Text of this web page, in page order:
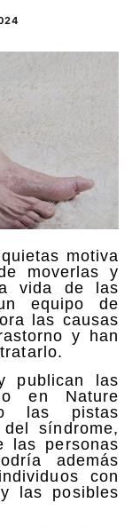
motiva
moverlas y
vida de las
equipo de
las causas
y han
publican las
en Nature
las pistas
síndrome,
las personas
además
con
las posibles